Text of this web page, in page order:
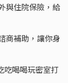
與住院保險，給
商補助，讓你身
吃喝喝玩密室打